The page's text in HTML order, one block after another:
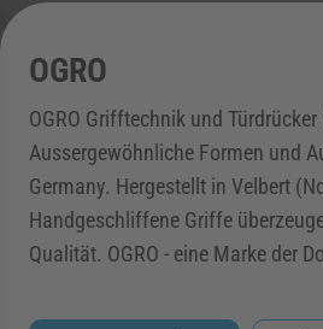
OGRO
OGRO Grifftechnik und
Aussergewöhnliche Formen und
Germany. Hergestellt in Velbert
Handgeschliffene Griffe
Qualität. OGRO - eine Marke der